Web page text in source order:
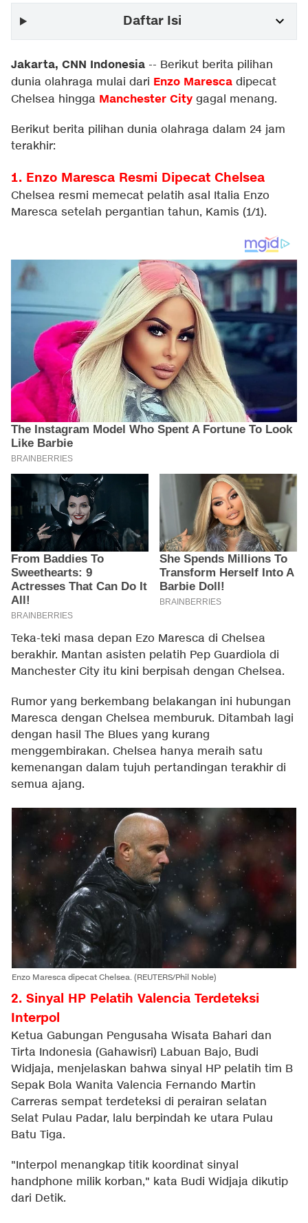
Daftar Isi
Jakarta, CNN Indonesia -- Berikut berita pilihan
dunia olahraga mulai dari Enzo Maresca dipecat
Chelsea hingga Manchester City gagal menang.
Berikut berita pilihan dunia olahraga dalam 24 jam
terakhir:
1. Enzo Maresca Resmi Dipecat Chelsea
Chelsea resmi memecat pelatih asal Italia Enzo
Maresca setelah pergantian tahun, Kamis (1/1).
Teka-teki masa depan Ezo Maresca di Chelsea
berakhir. Mantan asisten pelatih Pep Guardiola di
Manchester City itu kini berpisah dengan Chelsea.
Rumor yang berkembang belakangan ini hubungan
Maresca dengan Chelsea memburuk. Ditambah lagi
dengan hasil The Blues yang kurang
menggembirakan. Chelsea hanya meraih satu
kemenangan dalam tujuh pertandingan terakhir di
semua ajang.
Enzo Maresca dipecat Chelsea. (REUTERS/Phil Noble)
2. Sinyal HP Pelatih Valencia Terdeteksi
Interpol
Ketua Gabungan Pengusaha Wisata Bahari dan
Tirta Indonesia (Gahawisri) Labuan Bajo, Budi
Widjaja, menjelaskan bahwa sinyal HP pelatih tim B
Sepak Bola Wanita Valencia Fernando Martin
Carreras sempat terdeteksi di perairan selatan
Selat Pulau Padar, lalu berpindah ke utara Pulau
Batu Tiga.
"Interpol menangkap titik koordinat sinyal
handphone milik korban," kata Budi Widjaja dikutip
dari Detik.